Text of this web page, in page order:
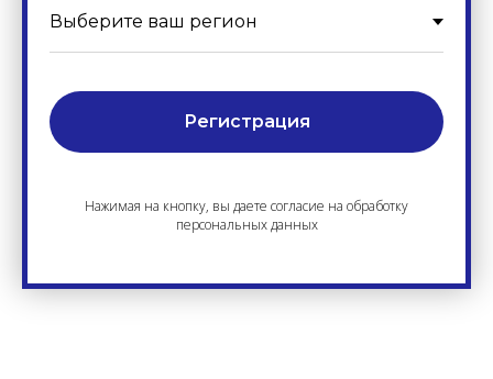
Регистрация
Нажимая на кнопку, вы даете согласие на обработку
персональных данных